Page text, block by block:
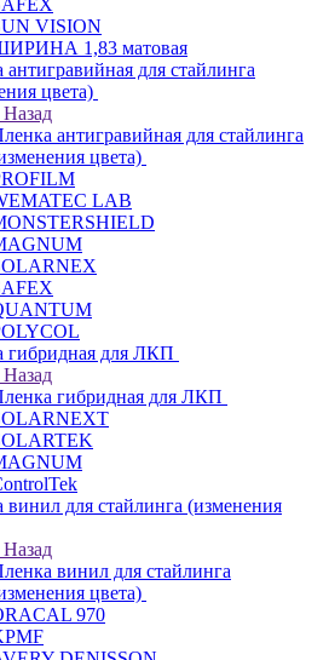
VISION
1,83 матовая
для стайлинга
цвета)
Назад
антигравийная для стайлинга
цвета)
LAB
гибридная для ЛКП
Назад
гибридная для ЛКП
винил для стайлинга (изменения
Назад
винил для стайлинга
цвета)
970